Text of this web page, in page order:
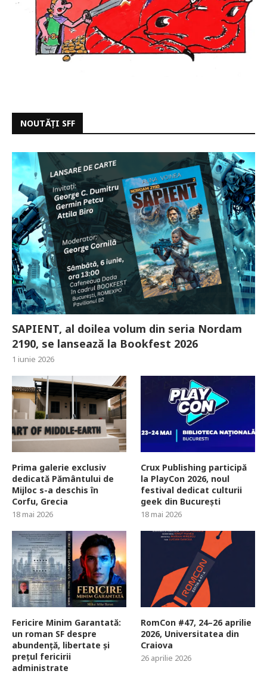
NOUTĂȚI SFF
SAPIENT, al doilea volum din seria Nordam
2190, se lansează la Bookfest 2026
1 iunie 2026
Prima galerie exclusiv
dedicată Pământului de
Mijloc s-a deschis în
Corfu, Grecia
18 mai 2026
Crux Publishing participă
la PlayCon 2026, noul
festival dedicat culturii
geek din București
18 mai 2026
Fericire Minim Garantată:
un roman SF despre
abundență, libertate și
prețul fericirii
administrate
RomCon #47, 24–26 aprilie
2026, Universitatea din
Craiova
26 aprilie 2026